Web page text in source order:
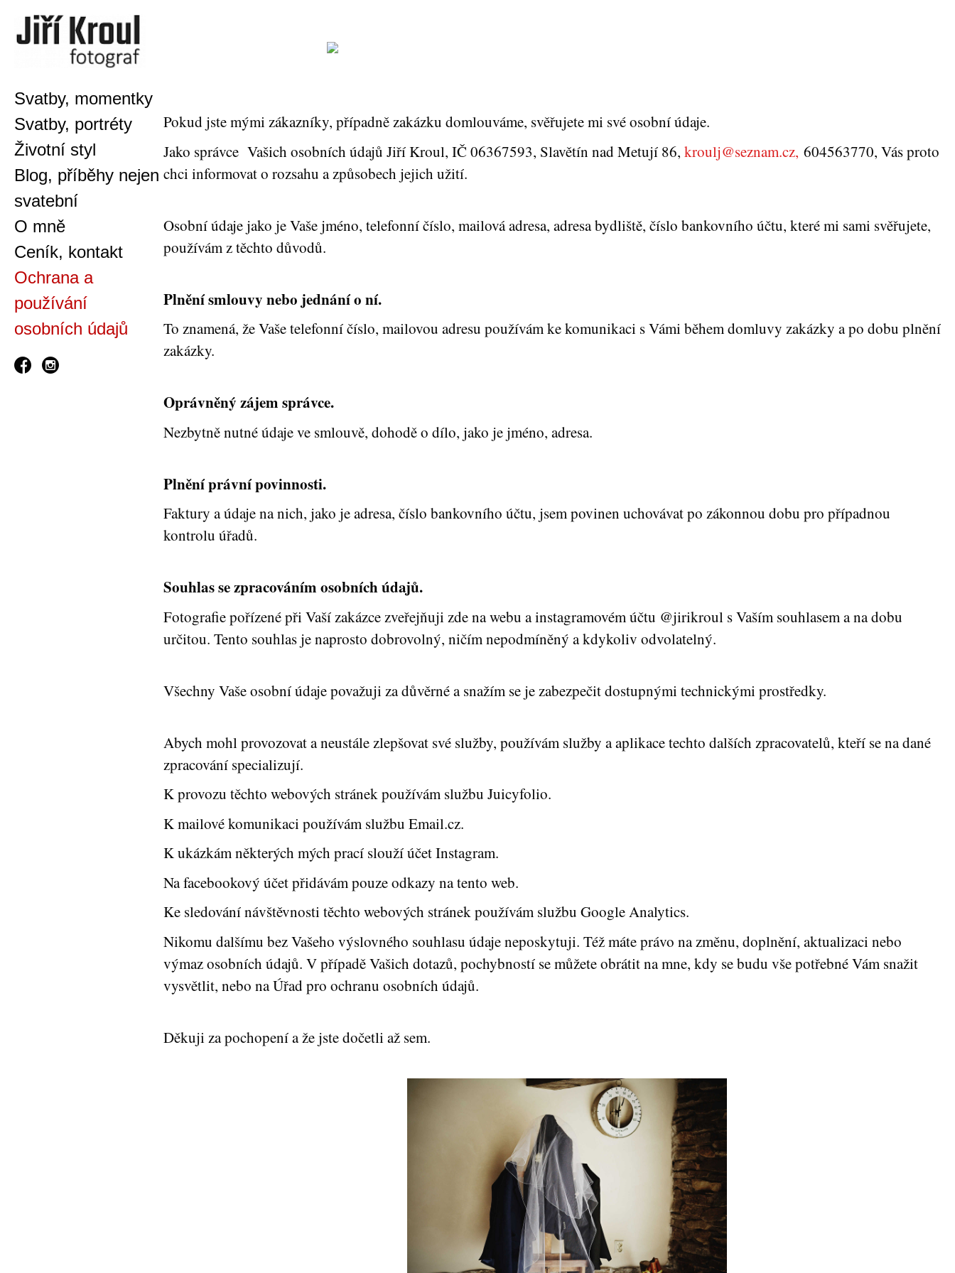
Svatby, momentky
Svatby, portréty
Životní styl
Blog, příběhy nejen
svatební
O mně
Ceník, kontakt
Ochrana a
používání
osobních údajů
Pokud jste mými zákazníky, případně zakázku domlouváme, svěřujete mi své osobní údaje.
Jako správce Vašich osobních údajů Jiří Kroul, IČ 06367593, Slavětín nad Metují 86, kroulj@seznam.cz, 604563770, Vás proto
chci informovat o rozsahu a způsobech jejich užití.
Osobní údaje jako je Vaše jméno, telefonní číslo, mailová adresa, adresa bydliště, číslo bankovního účtu, které mi sami svěřujete,
používám z těchto důvodů.
Plnění smlouvy nebo jednání o ní.
To znamená, že Vaše telefonní číslo, mailovou adresu používám ke komunikaci s Vámi během domluvy zakázky a po dobu plnění
zakázky.
Oprávněný zájem správce.
Nezbytně nutné údaje ve smlouvě, dohodě o dílo, jako je jméno, adresa.
Plnění právní povinnosti.
Faktury a údaje na nich, jako je adresa, číslo bankovního účtu, jsem povinen uchovávat po zákonnou dobu pro případnou
kontrolu úřadů.
Souhlas se zpracováním osobních údajů.
Fotografie pořízené při Vaší zakázce zveřejňuji zde na webu a instagramovém účtu @jirikroul s Vaším souhlasem a na dobu
určitou. Tento souhlas je naprosto dobrovolný, ničím nepodmíněný a kdykoliv odvolatelný.
Všechny Vaše osobní údaje považuji za důvěrné a snažím se je zabezpečit dostupnými technickými prostředky.
Abych mohl provozovat a neustále zlepšovat své služby, používám služby a aplikace techto dalších zpracovatelů, kteří se na dané
zpracování specializují.
K provozu těchto webových stránek používám službu Juicyfolio.
K mailové komunikaci používám službu Email.cz.
K ukázkám některých mých prací slouží účet Instagram.
Na facebookový účet přidávám pouze odkazy na tento web.
Ke sledování návštěvnosti těchto webových stránek používám službu Google Analytics.
Nikomu dalšímu bez Vašeho výslovného souhlasu údaje neposkytuji. Též máte právo na změnu, doplnění, aktualizaci nebo
výmaz osobních údajů. V případě Vašich dotazů, pochybností se můžete obrátit na mne, kdy se budu vše potřebné Vám snažit
vysvětlit, nebo na Úřad pro ochranu osobních údajů.
Děkuji za pochopení a že jste dočetli až sem.